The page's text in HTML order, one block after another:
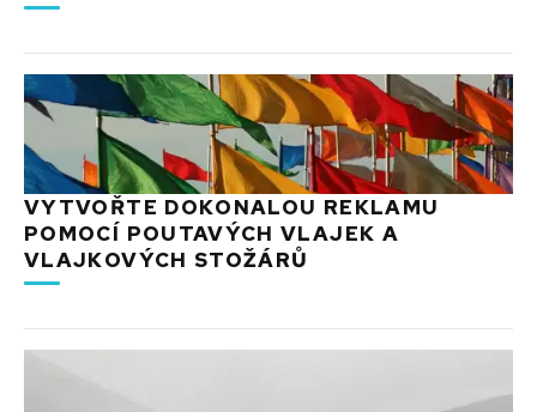
VYTVOŘTE DOKONALOU REKLAMU
POMOCÍ POUTAVÝCH VLAJEK A
VLAJKOVÝCH STOŽÁRŮ